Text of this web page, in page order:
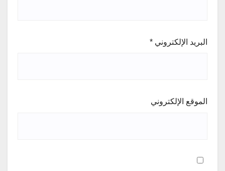
البريد الإلكتروني *
الموقع الإلكتروني